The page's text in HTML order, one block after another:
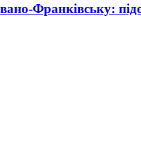
Франківську: